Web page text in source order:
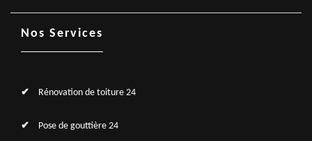
Nos Services
Rénovation de toiture 24
Pose de gouttière 24